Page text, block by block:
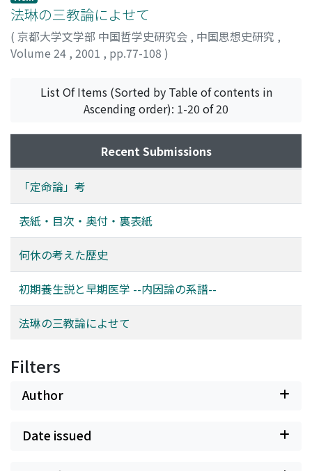
法琳の三教論によせて
( 京都大学文学部 中国哲学史研究会 , 中国思想史研究 ,
Volume 24 , 2001 , pp.77-108 )
List Of Items (Sorted by Table of contents in
Ascending order): 1-20 of 20
Recent Submissions
「定命論」考
表紙・目次・奥付・裏表紙
何休の考えた歴史
初期養生説と早期医学 --内因論の系譜--
法琳の三教論によせて
Filters
Author
Date issued